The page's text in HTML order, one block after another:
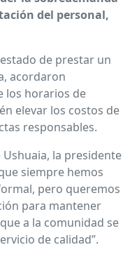
del personal,
de prestar un
acordaron
los horarios de
elevar los costos de
responsables.
Ushuaia, la presidente
siempre hemos
pero queremos
para mantener
a la comunidad se
de calidad”.